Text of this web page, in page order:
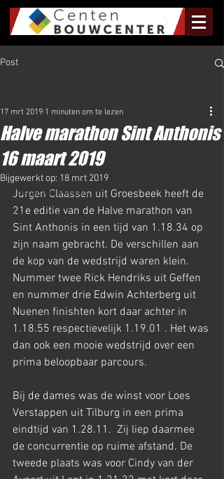
Post
Olympus Nieuws
Halve Marathon Nieuws
Rundje Mill Nieuws
Kuilenloop Nieuws
Halve marathon Sint Anthonis
16 maart 2019
17 mrt 2019 1 minuten om te lezen
Bijgewerkt op: 18 mrt 2019
Jurgen Claassen uit Groesbeek heeft de
21e editie van de Halve marathon van
Sint Anthonis in een tijd van 1.18.34 op
zijn naam gebracht. De verschillen aan
de kop van de wedstrijd waren klein.
Nummer twee Rick Hendriks uit Geffen
en nummer drie Edwin Achterberg uit
Nuenen finishten kort daar achter in
1.18.55 respectievelijk 1.19.01 . Het was
dan ook een mooie wedstrijd over een
prima beloopbaar parcours.
Bij de dames was de winst voor Loes
Verstappen uit Tilburg in een prima
eindtijd van 1.28.11.  Zij liep daarmee
de concurrentie op ruime afstand. De
tweede plaats was voor Cindy van der